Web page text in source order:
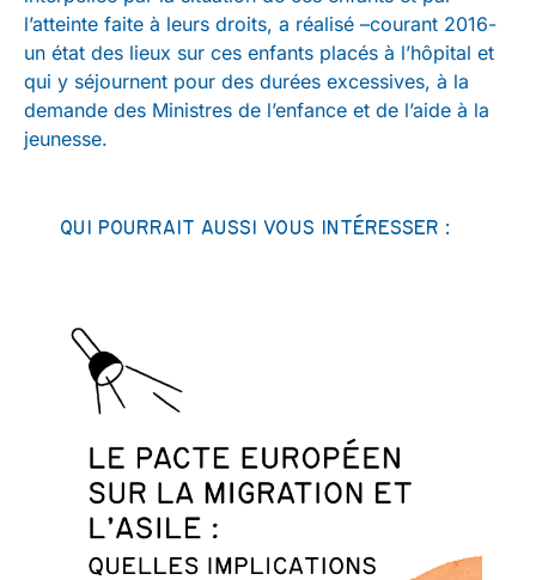
l’atteinte faite à leurs droits, a réalisé –courant 2016-
un état des lieux sur ces enfants placés à l’hôpital et
qui y séjournent pour des durées excessives, à la
demande des Ministres de l’enfance et de l’aide à la
jeunesse.
QUI POURRAIT AUSSI VOUS INTÉRESSER :